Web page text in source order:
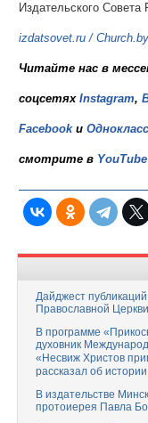
Издательского
izdatsovet.ru /Church.by
Читайте нас в
соцсетях Instagram,
Facebookи
смотрите в YouTube
Дайджест
Православной
В программе
духовник
«Несвиж Христов
рассказал об
В издательстве
протоиерея Павла